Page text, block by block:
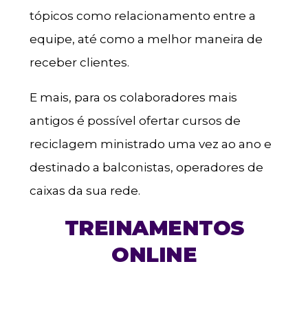
tópicos como relacionamento entre a
equipe, até como a melhor maneira de
receber clientes.
E mais, para os colaboradores mais
antigos é possível ofertar cursos de
reciclagem ministrado uma vez ao ano e
destinado a balconistas, operadores de
caixas da sua rede.
TREINAMENTOS
ONLINE